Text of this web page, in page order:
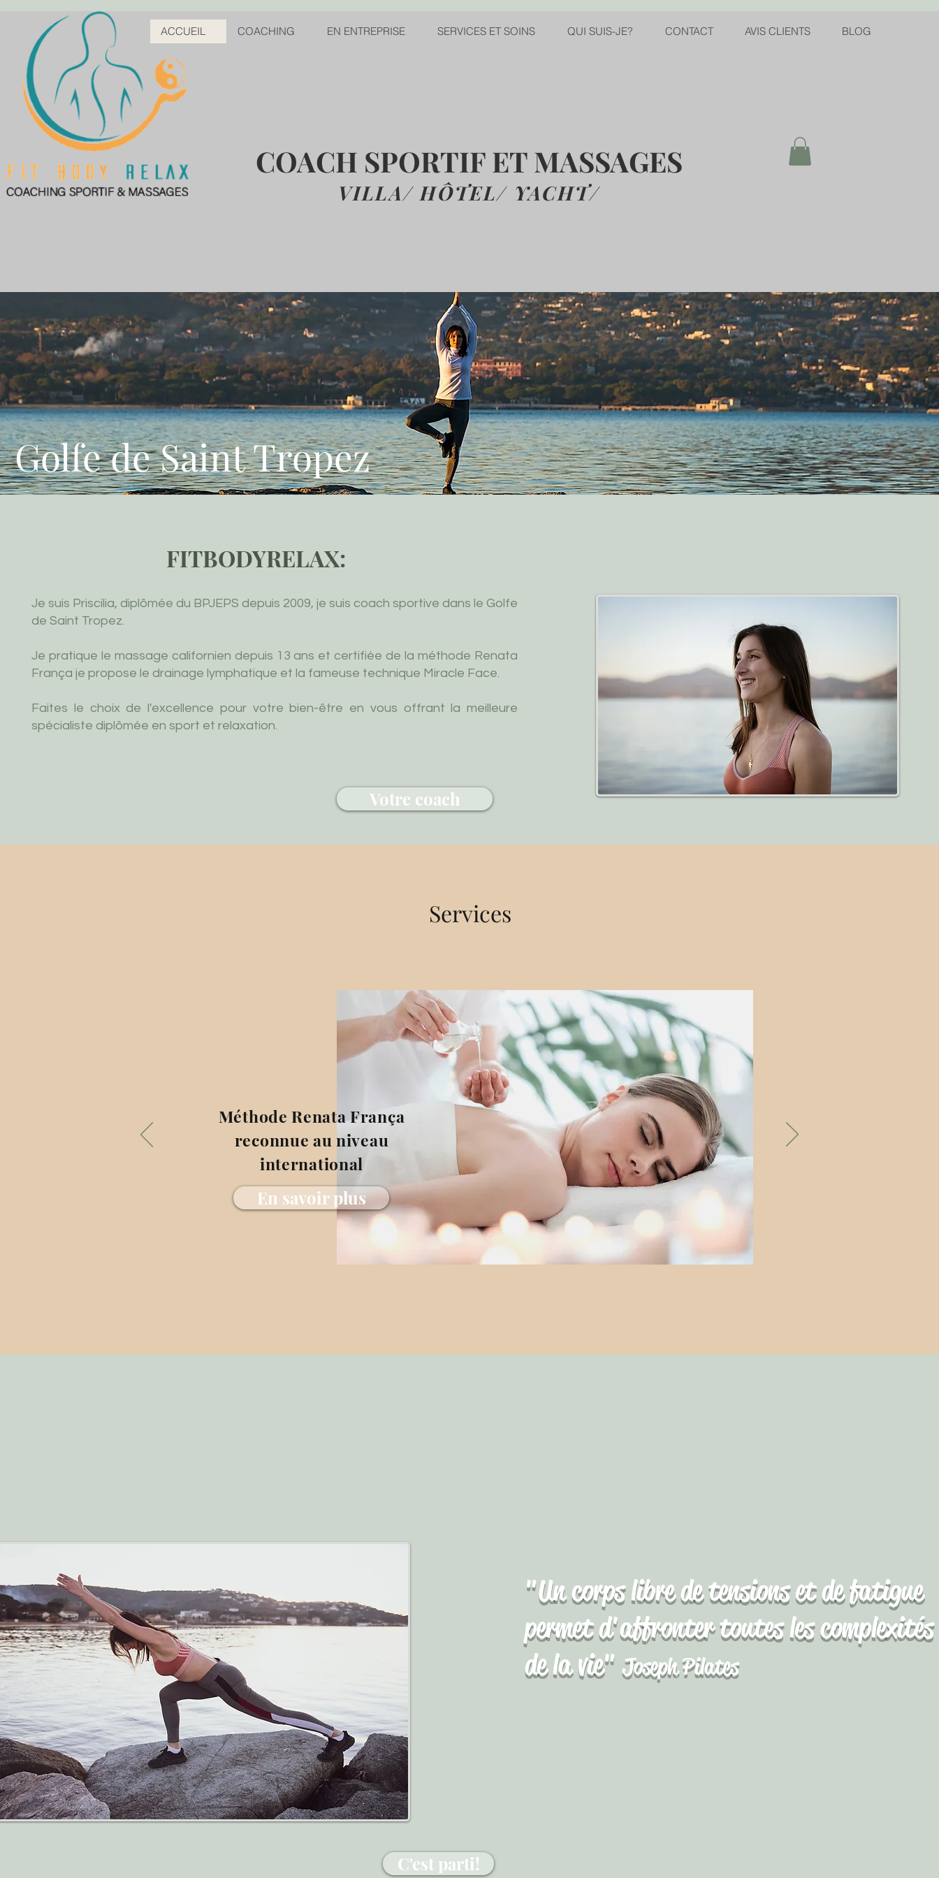
COACH SPORTIF ET MASSAGES
VILLA/ HÔTEL/ YACHT/
ACCUEIL COACHING EN ENTREPRISE SERVICES ET SOINS QUI SUIS-JE? CONTACT AVIS CLIENTS BLOG
Golfe de Saint Tropez
FITBODYRELAX:
Je suis Priscilia, diplômée du BPJEPS depuis 2009, je suis coach sportive dans le Golfe
de Saint Tropez.
Je pratique le massage californien depuis 13 ans et certifiée de la méthode Renata
França je propose le drainage lymphatique et la fameuse technique Miracle Face.
Faites le choix de l'excellence pour votre bien-être en vous offrant la meilleure
spécialiste diplômée en sport et relaxation.
Votre coach
Services
Méthode Renata França
reconnue au niveau
international
En savoir plus
"Un corps libre de tensions et de fatigue
permet d'affronter toutes les complexités
de la vie" Joseph Pilates
C'est parti!